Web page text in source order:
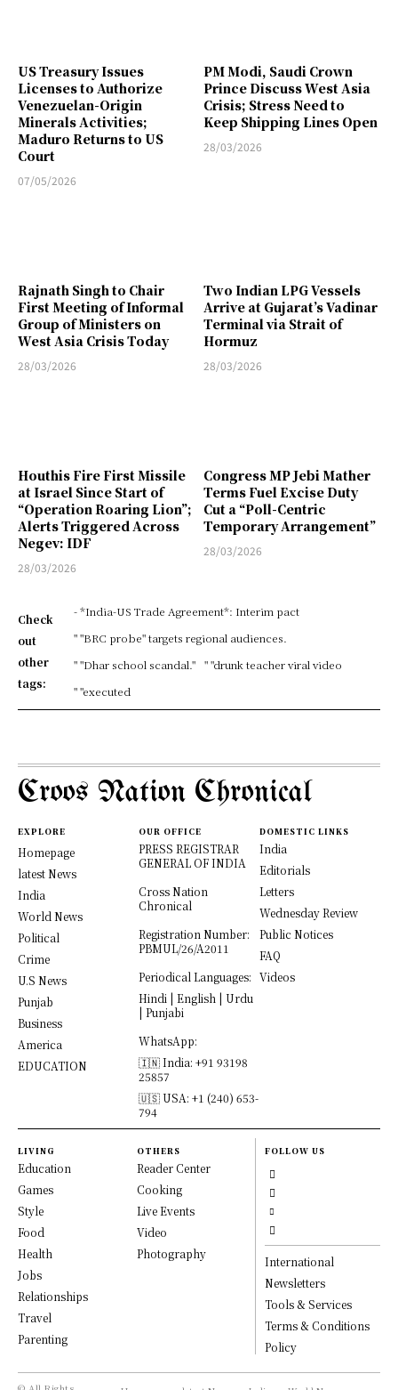
US Treasury Issues
Licenses to Authorize
Venezuelan-Origin
Minerals Activities;
Maduro Returns to US
Court
07/05/2026
PM Modi, Saudi Crown
Prince Discuss West Asia
Crisis; Stress Need to
Keep Shipping Lines Open
28/03/2026
Rajnath Singh to Chair
First Meeting of Informal
Group of Ministers on
West Asia Crisis Today
28/03/2026
Two Indian LPG Vessels
Arrive at Gujarat’s Vadinar
Terminal via Strait of
Hormuz
28/03/2026
Houthis Fire First Missile
at Israel Since Start of
“Operation Roaring Lion”;
Alerts Triggered Across
Negev: IDF
28/03/2026
Congress MP Jebi Mather
Terms Fuel Excise Duty
Cut a “Poll-Centric
Temporary Arrangement”
28/03/2026
Check
out
other
tags:
- *India-US Trade Agreement*: Interim pact
" "BRC probe" targets regional audiences.
" "Dhar school scandal." " "drunk teacher viral video
" "executed
Croos Nation Chronical
EXPLORE
Homepage
latest News
India
World News
Political
Crime
U.S News
Punjab
Business
America
EDUCATION
OUR OFFICE
PRESS REGISTRAR
GENERAL OF INDIA
Cross Nation
Chronical
Registration Number:
PBMUL/26/A2011
Periodical Languages:
Hindi | English | Urdu
| Punjabi
WhatsApp:
🇮🇳 India: +91 93198
25857
🇺🇸 USA: +1 (240) 653-
794
DOMESTIC LINKS
India
Editorials
Letters
Wednesday Review
Public Notices
FAQ
Videos
LIVING
Education
Games
Style
Food
Health
Jobs
Relationships
Travel
Parenting
OTHERS
Reader Center
Cooking
Live Events
Video
Photography
FOLLOW US
International
Newsletters
Tools & Services
Terms & Conditions
Policy